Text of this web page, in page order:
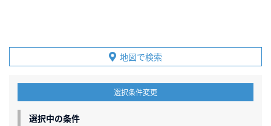
地図で検索
選択条件変更
選択中の条件